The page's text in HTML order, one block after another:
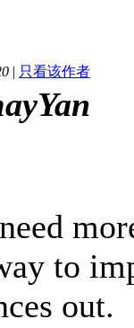
| 只看该作者
to
out.